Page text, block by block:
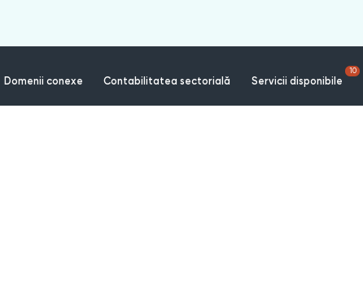
Domenii conexe Contabilitatea sectorială Servicii disponibile
10